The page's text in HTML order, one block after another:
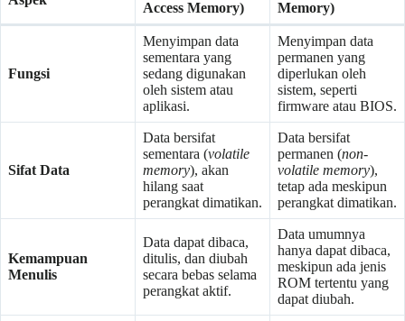
Access Memory) Memory)
Fungsi
Menyimpan data
sementara yang
sedang digunakan
oleh sistem atau
aplikasi.
Menyimpan data
permanen yang
diperlukan oleh
sistem, seperti
firmware atau BIOS.
Sifat Data
Data bersifat
sementara (volatile
memory), akan
hilang saat
perangkat dimatikan.
Data bersifat
permanen (non-
volatile memory),
tetap ada meskipun
perangkat dimatikan.
Kemampuan
Menulis
Data dapat dibaca,
ditulis, dan diubah
secara bebas selama
perangkat aktif.
Data umumnya
hanya dapat dibaca,
meskipun ada jenis
ROM tertentu yang
dapat diubah.